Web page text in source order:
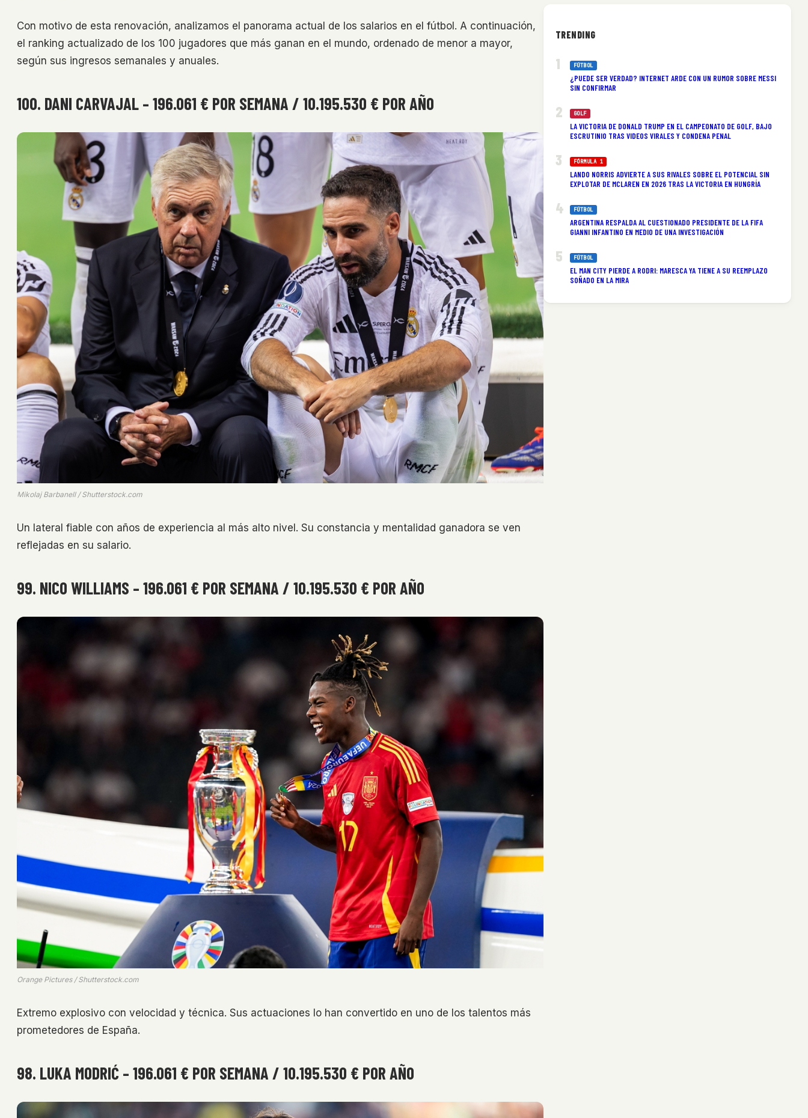
Con motivo de esta renovación, analizamos el panorama actual de los salarios en el fútbol. A continuación,
el ranking actualizado de los 100 jugadores que más ganan en el mundo, ordenado de menor a mayor,
según sus ingresos semanales y anuales.
100. DANI CARVAJAL – 196.061 € POR SEMANA / 10.195.530 € POR AÑO
Mikolaj Barbanell / Shutterstock.com
Un lateral fiable con años de experiencia al más alto nivel. Su constancia y mentalidad ganadora se ven
reflejadas en su salario.
99. NICO WILLIAMS – 196.061 € POR SEMANA / 10.195.530 € POR AÑO
Orange Pictures / Shutterstock.com
Extremo explosivo con velocidad y técnica. Sus actuaciones lo han convertido en uno de los talentos más
prometedores de España.
98. LUKA MODRIĆ – 196.061 € POR SEMANA / 10.195.530 € POR AÑO
TRENDING
FÚTBOL
¿PUEDE SER VERDAD? INTERNET ARDE CON UN RUMOR SOBRE MESSI
SIN CONFIRMAR
GOLF
LA VICTORIA DE DONALD TRUMP EN EL CAMPEONATO DE GOLF, BAJO
ESCRUTINIO TRAS VIDEOS VIRALES Y CONDENA PENAL
FÓRMULA 1
LANDO NORRIS ADVIERTE A SUS RIVALES SOBRE EL POTENCIAL SIN
EXPLOTAR DE MCLAREN EN 2026 TRAS LA VICTORIA EN HUNGRÍA
FÚTBOL
ARGENTINA RESPALDA AL CUESTIONADO PRESIDENTE DE LA FIFA
GIANNI INFANTINO EN MEDIO DE UNA INVESTIGACIÓN
FÚTBOL
EL MAN CITY PIERDE A RODRI: MARESCA YA TIENE A SU REEMPLAZO
SOÑADO EN LA MIRA